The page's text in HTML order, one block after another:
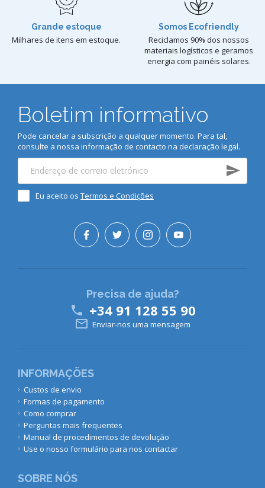
Grande estoque
Milhares de itens em estoque.
Somos Ecofriendly
Reciclamos 90% dos nossos
materiais logísticos e geramos
energia com painéis solares.
Boletim informativo
Pode cancelar a subscrição a qualquer momento. Para tal,
consulte a nossa informação de contacto na declaração legal.
Eu aceito os Termos e Condições
INFORMAÇÕES
Custos de envio
Formas de pagamento
Como comprar
Perguntas mais frequentes
Manual de procedimentos de devolução
Use o nosso formulário para nos contactar
SOBRE NÓS
Precisa de ajuda?
 +34 91 128 55 90
 Enviar-nos uma mensagem